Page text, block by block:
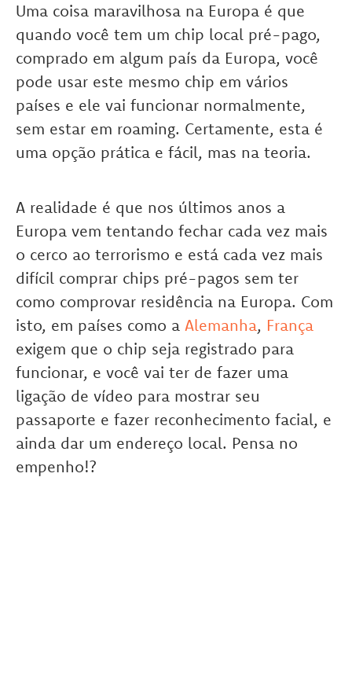
Uma coisa maravilhosa na Europa é que
quando você tem um chip local pré-pago,
comprado em algum país da Europa, você
pode usar este mesmo chip em vários
países e ele vai funcionar normalmente,
sem estar em roaming. Certamente, esta é
uma opção prática e fácil, mas na teoria.
A realidade é que nos últimos anos a
Europa vem tentando fechar cada vez mais
o cerco ao terrorismo e está cada vez mais
difícil comprar chips pré-pagos sem ter
como comprovar residência na Europa. Com
isto, em países como a Alemanha, França
exigem que o chip seja registrado para
funcionar, e você vai ter de fazer uma
ligação de vídeo para mostrar seu
passaporte e fazer reconhecimento facial, e
ainda dar um endereço local. Pensa no
empenho!?